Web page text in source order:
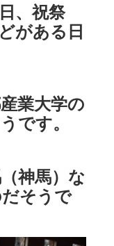
、祝祭
がある日
業大学の
です。
神馬）な
そうで